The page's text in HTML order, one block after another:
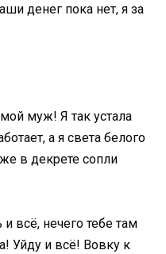
денег пока нет, я за
муж! Я так устала
а я света белого
в декрете сопли
всё, нечего тебе там
Уйду и всё! Вовку к